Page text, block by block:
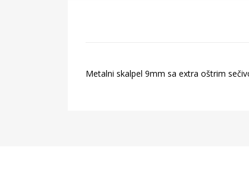
Metalni skalpel 9mm sa extra oštrim